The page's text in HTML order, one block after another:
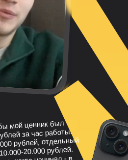
мой ценник был
за час работы.
рублей, отдельный
20.000 рублей.